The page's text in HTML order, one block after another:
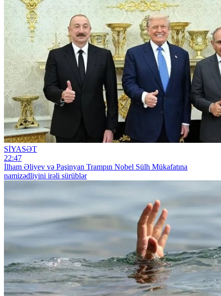
SİYASƏT
22:47
İlham Əliyev və Paşinyan Trampın Nobel Sülh Mükafatına
namizədliyini irəli sürüblər